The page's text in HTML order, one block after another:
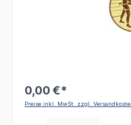
0,00 €*
Preise inkl. MwSt. zzgl.